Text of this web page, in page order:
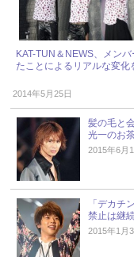
KAT-TUN＆NEWS、メンバ
たことによるリアルな変化
2014年5月25日
髪の毛と
光一のお
2015年6月
「デカ
禁止は継
2015年1月